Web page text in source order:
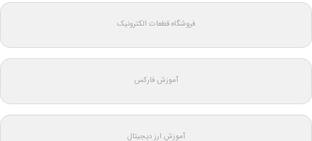
فروشگاه قطعات الکترونیک
آموزش فارکس
آموزش ارز دیجیتال